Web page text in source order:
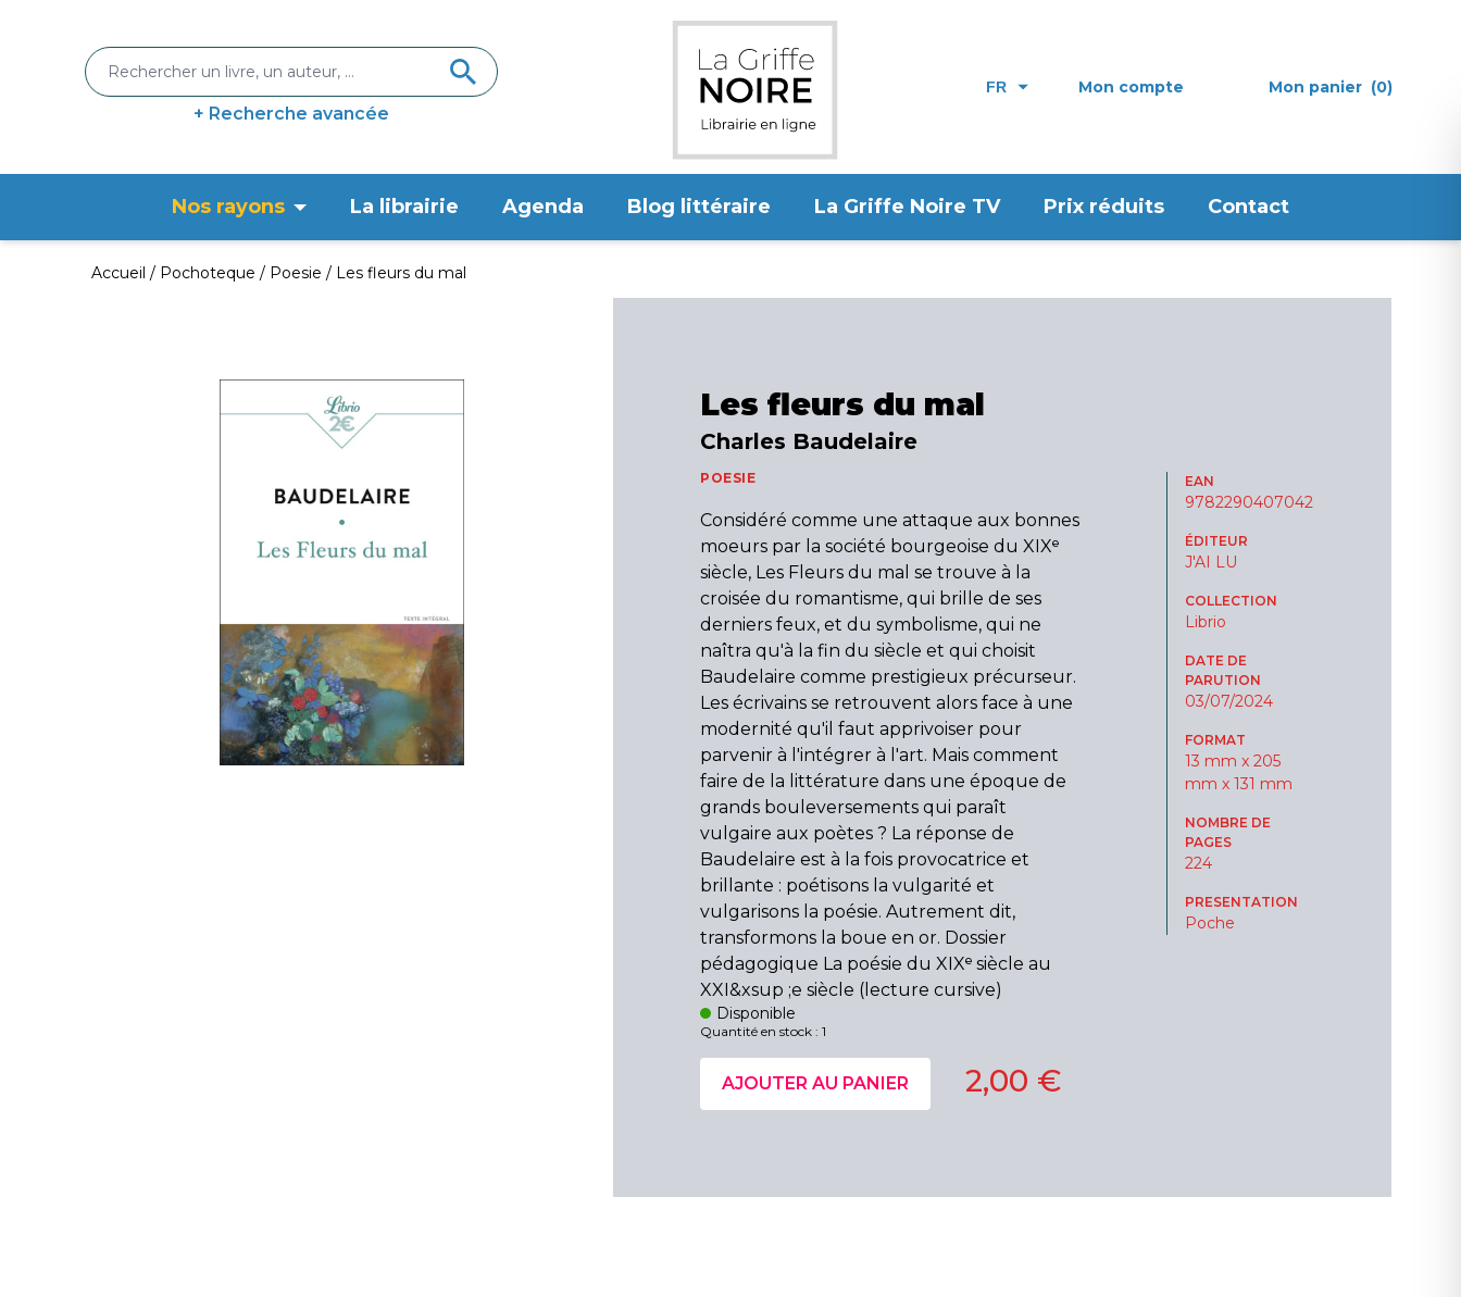
+ Recherche avancée
FR Mon compte Mon panier (0)
Nos rayons La librairie Agenda Blog littéraire La Griffe Noire TV Prix réduits Contact
Accueil Pochoteque Poesie Les fleurs du mal
Les fleurs du mal
Charles Baudelaire
POESIE
Considéré comme une attaque aux bonnes
moeurs par la société bourgeoise du XIXᵉ
siècle, Les Fleurs du mal se trouve à la
croisée du romantisme, qui brille de ses
derniers feux, et du symbolisme, qui ne
naîtra qu'à la fin du siècle et qui choisit
Baudelaire comme prestigieux précurseur.
Les écrivains se retrouvent alors face à une
modernité qu'il faut apprivoiser pour
parvenir à l'intégrer à l'art. Mais comment
faire de la littérature dans une époque de
grands bouleversements qui paraît
vulgaire aux poètes ? La réponse de
Baudelaire est à la fois provocatrice et
brillante : poétisons la vulgarité et
vulgarisons la poésie. Autrement dit,
transformons la boue en or. Dossier
pédagogique La poésie du XIXᵉ siècle au
XXI&xsup ;e siècle (lecture cursive)
Disponible
Quantité en stock : 1
EAN
9782290407042
ÉDITEUR
J'AI LU
COLLECTION
Librio
DATE DE
PARUTION
03/07/2024
FORMAT
13 mm x 205
mm x 131 mm
NOMBRE DE
PAGES
224
PRESENTATION
Poche
2,00 €
AJOUTER AU PANIER